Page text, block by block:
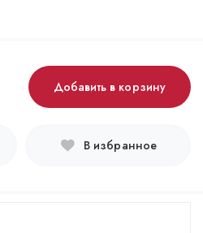
Добавить в корзину
В избранное